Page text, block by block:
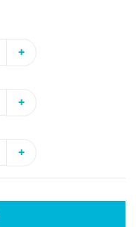
+
+
+